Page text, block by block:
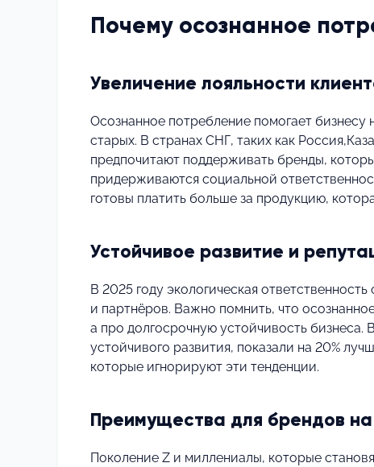
Почему осознанное
Увеличение лояльности
Осознанное потребление помогает бизнесу
старых. В странах СНГ, таких как
предпочитают поддерживать бренды,
придерживаются социальной
готовы платить больше за продукцию,
Устойчивое развитие и
В 2025 году экологическая
и партнёров. Важно помнить, что
а про долгосрочную устойчивость
устойчивого развития, показали на 20%
которые игнорируют эти тенденции.
Преимущества для брендов
Поколение Z и миллениалы, которые